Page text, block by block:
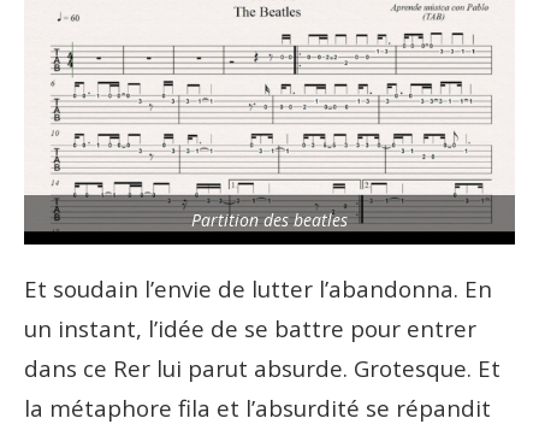
Partition des beatles
Et soudain l’envie de lutter l’abandonna. En
un instant, l’idée de se battre pour entrer
dans ce Rer lui parut absurde. Grotesque. Et
la métaphore fila et l’absurdité se répandit